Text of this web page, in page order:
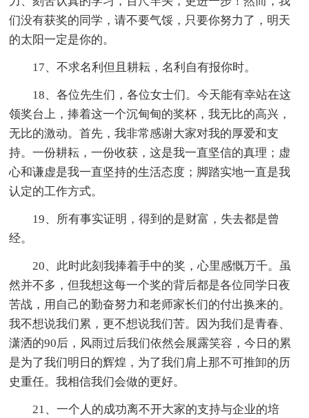
们没有获奖的同学，请不要气馁，只要你努力了，明天
的太阳一定是你的。
17、不求名利但且耕耘，名利自有报你时。
18、各位先生们，各位女士们。今天能有幸站在这
领奖台上，捧着这一个沉甸甸的奖杯，我无比的高兴，
无比的激动。首先，我非常感谢大家对我的厚爱和支
持。一份耕耘，一份收获，这是我一直坚信的真理；虚
心和谦虚是我一直坚持的生活态度；脚踏实地一直是我
认定的工作方式。
19、所有事实证明，得到的是财富，失去都是曾
经。
20、此时此刻我捧着手中的奖，心里感慨万千。虽
然并不多，但我想这每一个奖的背后都是各位同学日夜
苦战，用自己的勤奋努力和老师家长们的付出换来的。
我不想说我们累，更不想说我们苦。因为我们是青春、
潇洒的90后，风雨过后我们依然会展露笑容，今日的累
是为了我们明日的辉煌，为了我们肩上那不可推卸的历
史重任。我相信我们会做的更好。
21、一个人的成功离不开大家的支持与企业的培